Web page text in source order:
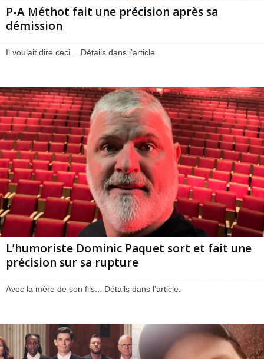
P-A Méthot fait une précision après sa
démission
Il voulait dire ceci… Détails dans l’article.
L’humoriste Dominic Paquet sort et fait une
précision sur sa rupture
Avec la mère de son fils... Détails dans l'article.